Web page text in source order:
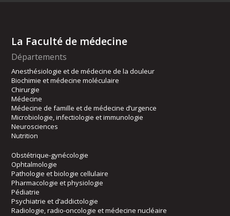
La Faculté de médecine
Départements
Anesthésiologie et de médecine de la douleur
Biochimie et médecine moléculaire
Chirurgie
Médecine
Médecine de famille et de médecine d’urgence
Microbiologie, infectiologie et immunologie
Neurosciences
Nutrition
Obstétrique-gynécologie
Ophtalmologie
Pathologie et biologie cellulaire
Pharmacologie et physiologie
Pédiatrie
Psychiatrie et d’addictologie
Radiologie, radio-oncologie et médecine nucléaire